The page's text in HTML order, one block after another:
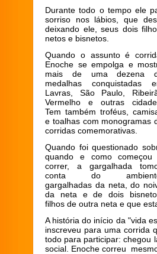
Durante todo o tempo ele
sorriso nos lábios, que
deixando ele, seus dois
netos e bisnetos.
Quando o assunto é
Enoche se empolga e
mais de uma dezena
medalhas conquistadas
Lavras, São Paulo,
Vermelho e outras
Tem também troféus,
e toalhas com monogramas
corridas comemorativas.
Quando foi questionado
quando e como começou
correr, a gargalhada
conta do
gargalhadas da neta, do
da neta e de dois
filhos de outra neta e que
A história do início da "vida
inscreveu para uma corrida
todo para participar: chegou
social. Enoche correu